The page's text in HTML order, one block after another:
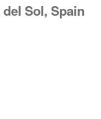
Sol, Spain